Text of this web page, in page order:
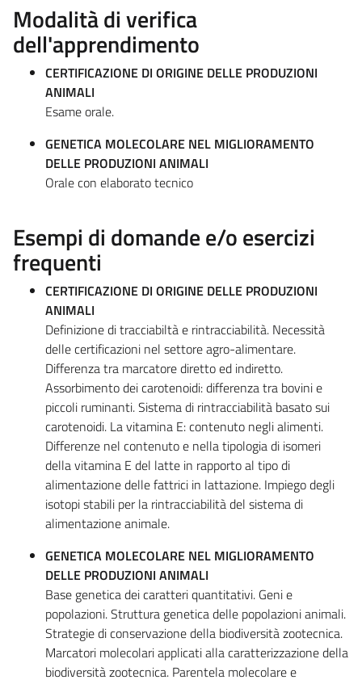
Modalità di verifica
dell'apprendimento
CERTIFICAZIONE DI ORIGINE DELLE PRODUZIONI
ANIMALI
Esame orale.
GENETICA MOLECOLARE NEL MIGLIORAMENTO
DELLE PRODUZIONI ANIMALI
Orale con elaborato tecnico
Esempi di domande e/o esercizi
frequenti
CERTIFICAZIONE DI ORIGINE DELLE PRODUZIONI
ANIMALI
Definizione di tracciabiltà e rintracciabilità. Necessità
delle certificazioni nel settore agro-alimentare.
Differenza tra marcatore diretto ed indiretto.
Assorbimento dei carotenoidi: differenza tra bovini e
piccoli ruminanti. Sistema di rintracciabilità basato sui
carotenoidi. La vitamina E: contenuto negli alimenti.
Differenze nel contenuto e nella tipologia di isomeri
della vitamina E del latte in rapporto al tipo di
alimentazione delle fattrici in lattazione. Impiego degli
isotopi stabili per la rintracciabilità del sistema di
alimentazione animale.
GENETICA MOLECOLARE NEL MIGLIORAMENTO
DELLE PRODUZIONI ANIMALI
Base genetica dei caratteri quantitativi. Geni e
popolazioni. Struttura genetica delle popolazioni animali.
Strategie di conservazione della biodiversità zootecnica.
Marcatori molecolari applicati alla caratterizzazione della
biodiversità zootecnica. Parentela molecolare e